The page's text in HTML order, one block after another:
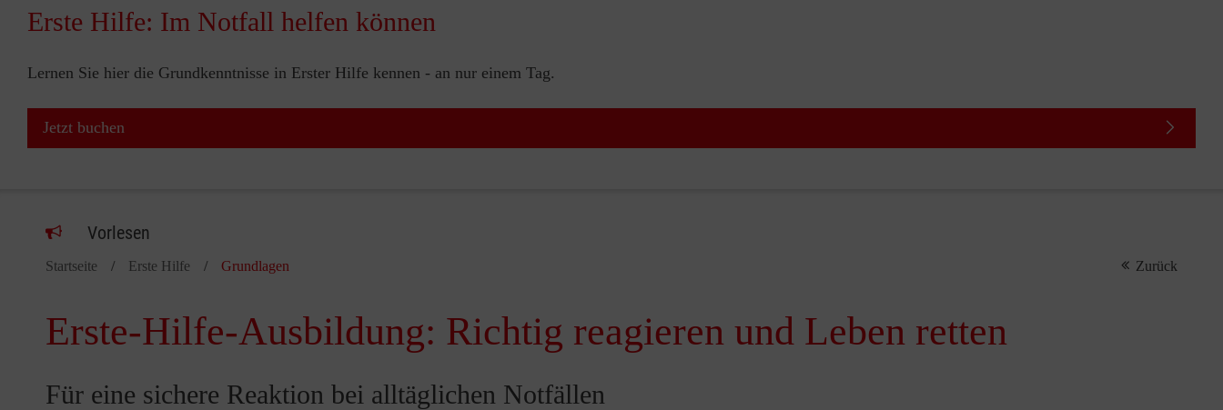
Erste Hilfe: Im Notfall helfen können
Lernen Sie hier die Grundkenntnisse in Erster Hilfe kennen - an nur einem Tag.
Jetzt buchen
Vorlesen
Startseite Erste Hilfe Grundlagen Zurück
Erste-Hilfe-Ausbildung: Richtig reagieren und Leben retten
Für eine sichere Reaktion bei alltäglichen Notfällen